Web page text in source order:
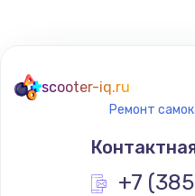
Замена
scooter-iq.ru
Ремонт
+7